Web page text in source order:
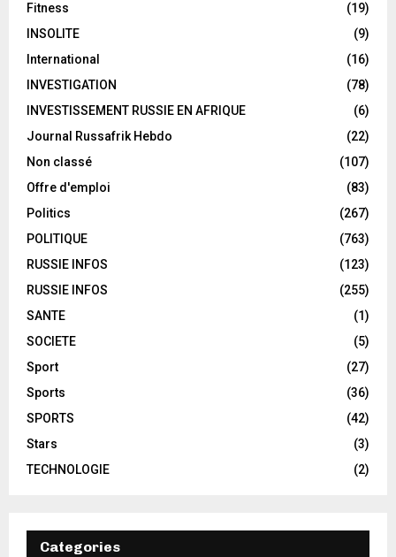
Fitness
(19)
INSOLITE
(9)
International
(16)
INVESTIGATION
(78)
INVESTISSEMENT RUSSIE EN AFRIQUE
(6)
Journal Russafrik Hebdo
(22)
Non classé
(107)
Offre d'emploi
(83)
Politics
(267)
POLITIQUE
(763)
RUSSIE INFOS
(123)
RUSSIE INFOS
(255)
SANTE
(1)
SOCIETE
(5)
Sport
(27)
Sports
(36)
SPORTS
(42)
Stars
(3)
TECHNOLOGIE
(2)
Categories